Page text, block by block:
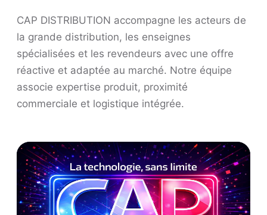
CAP DISTRIBUTION accompagne les acteurs de
la grande distribution, les enseignes
spécialisées et les revendeurs avec une offre
réactive et adaptée au marché. Notre équipe
associe expertise produit, proximité
commerciale et logistique intégrée.